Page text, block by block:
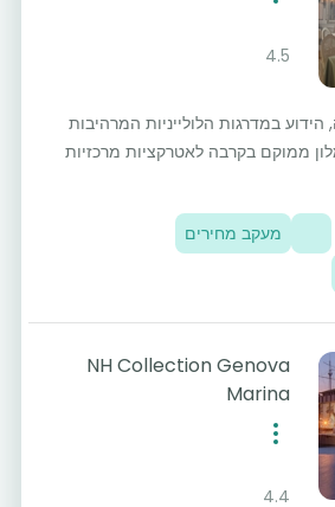
4.5
הידוע במדרגות הלולייניות המרהיבות
ממוקם בקרבה לאטרקציות מרכזיות
מעקב מחירים
NH Collection Genova
Marina
4.4